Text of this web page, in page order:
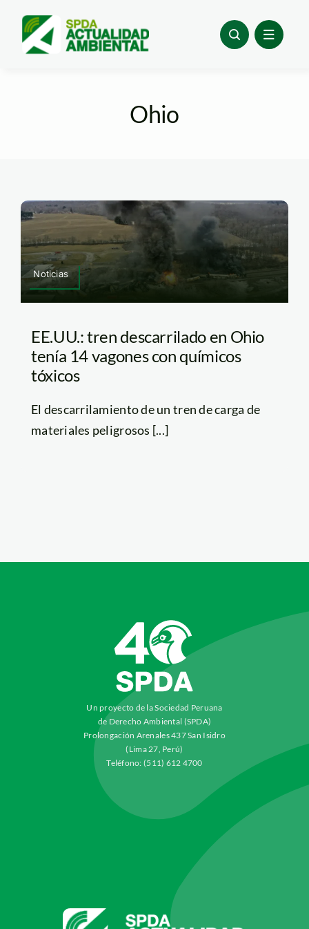
content
Ohio
Noticias
EE.UU.: tren descarrilado en Ohio
tenía 14 vagones con químicos
tóxicos
El descarrilamiento de un tren de carga de
materiales peligrosos [...]
Un proyecto de la Sociedad Peruana
de Derecho Ambiental (SPDA)
Prolongación Arenales 437 San Isidro
(Lima 27, Perú)
Teléfono: (511) 612 4700